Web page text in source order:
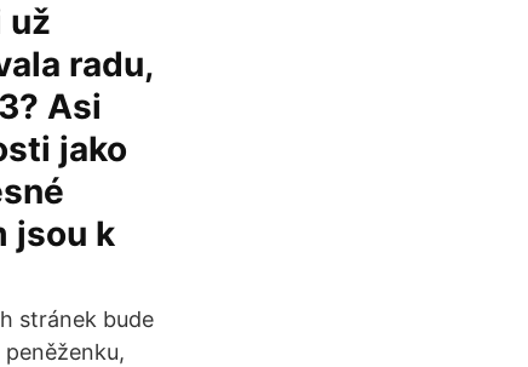
už
radu,
Asi
jako
jsou k
stránek bude